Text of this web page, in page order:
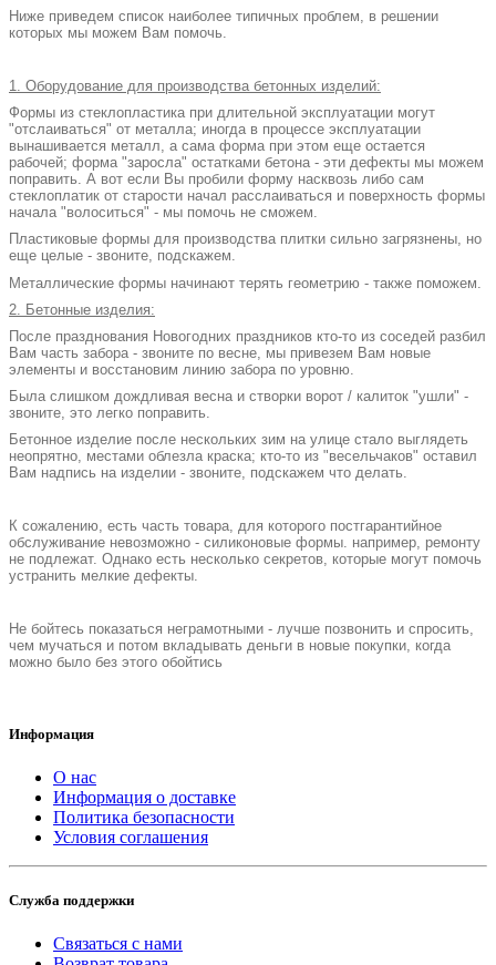
Ниже приведем список наиболее типичных проблем, в решении
которых мы можем Вам помочь.
1. Оборудование для производства бетонных изделий:
Формы из стеклопластика при длительной эксплуатации могут
"отслаиваться" от металла; иногда в процессе эксплуатации
вынашивается металл, а сама форма при этом еще остается
рабочей; форма "заросла" остатками бетона - эти дефекты мы можем
поправить. А вот если Вы пробили форму насквозь либо сам
стеклоплатик от старости начал расслаиваться и поверхность формы
начала "волоситься" - мы помочь не сможем.
Пластиковые формы для производства плитки сильно загрязнены, но
еще целые - звоните, подскажем.
Металлические формы начинают терять геометрию - также поможем.
2. Бетонные изделия:
После празднования Новогодних праздников кто-то из соседей разбил
Вам часть забора - звоните по весне, мы привезем Вам новые
элементы и восстановим линию забора по уровню.
Была слишком дождливая весна и створки ворот / калиток "ушли" -
звоните, это легко поправить.
Бетонное изделие после нескольких зим на улице стало выглядеть
неопрятно, местами облезла краска; кто-то из "весельчаков" оставил
Вам надпись на изделии - звоните, подскажем что делать.
К сожалению, есть часть товара, для которого постгарантийное
обслуживание невозможно - силиконовые формы. например, ремонту
не подлежат. Однако есть несколько секретов, которые могут помочь
устранить мелкие дефекты.
Не бойтесь показаться неграмотными - лучше позвонить и спросить,
чем мучаться и потом вкладывать деньги в новые покупки, когда
можно было без этого обойтись
Информация
О нас
Информация о доставке
Политика безопасности
Условия соглашения
Служба поддержки
Связаться с нами